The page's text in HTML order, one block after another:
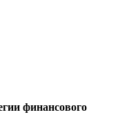
финансового